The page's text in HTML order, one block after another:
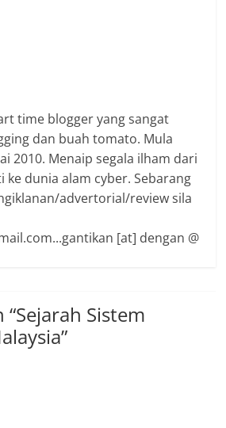
time blogger yang sangat
dan buah tomato. Mula
2010. Menaip segala ilham dari
ke dunia alam cyber. Sebarang
advertorial/review sila
[at] dengan @
“Sejarah Sistem
”